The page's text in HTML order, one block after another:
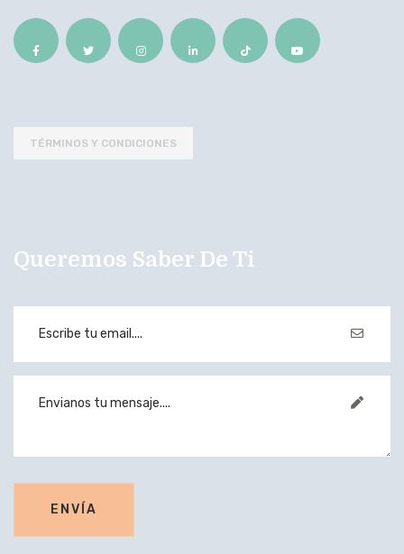
TÉRMINOS Y CONDICIONES
Queremos Saber De Ti